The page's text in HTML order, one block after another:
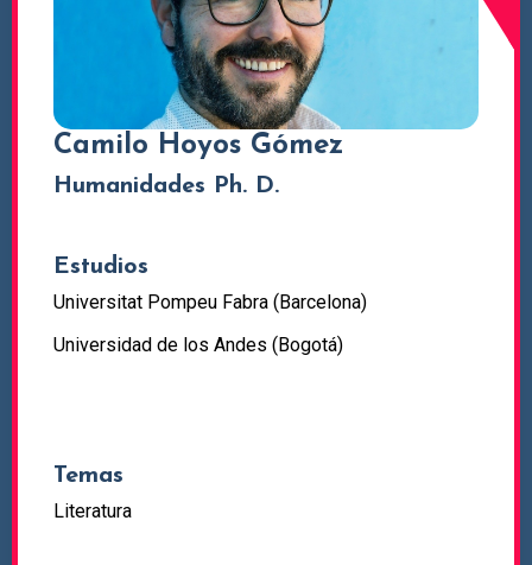
Camilo Hoyos Gómez
Humanidades Ph. D.
Estudios
Universitat Pompeu Fabra (Barcelona)
Universidad de los Andes (Bogotá)
Temas
Literatura